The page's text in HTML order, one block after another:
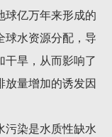
球亿万年来形成的
球水资源分配，导
干旱，从而影响了
放量增加的诱发因
染是水质性缺水